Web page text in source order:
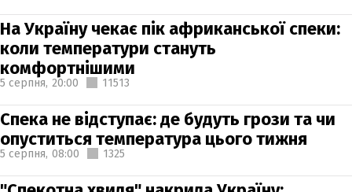
На Україну чекає пік африканської спеки:
коли температури стануть
комфортнішими
5 серпня, 20:00 11513
Спека не відступає: де будуть грози та чи
опуститься температура цього тижня
5 серпня, 08:00 1325